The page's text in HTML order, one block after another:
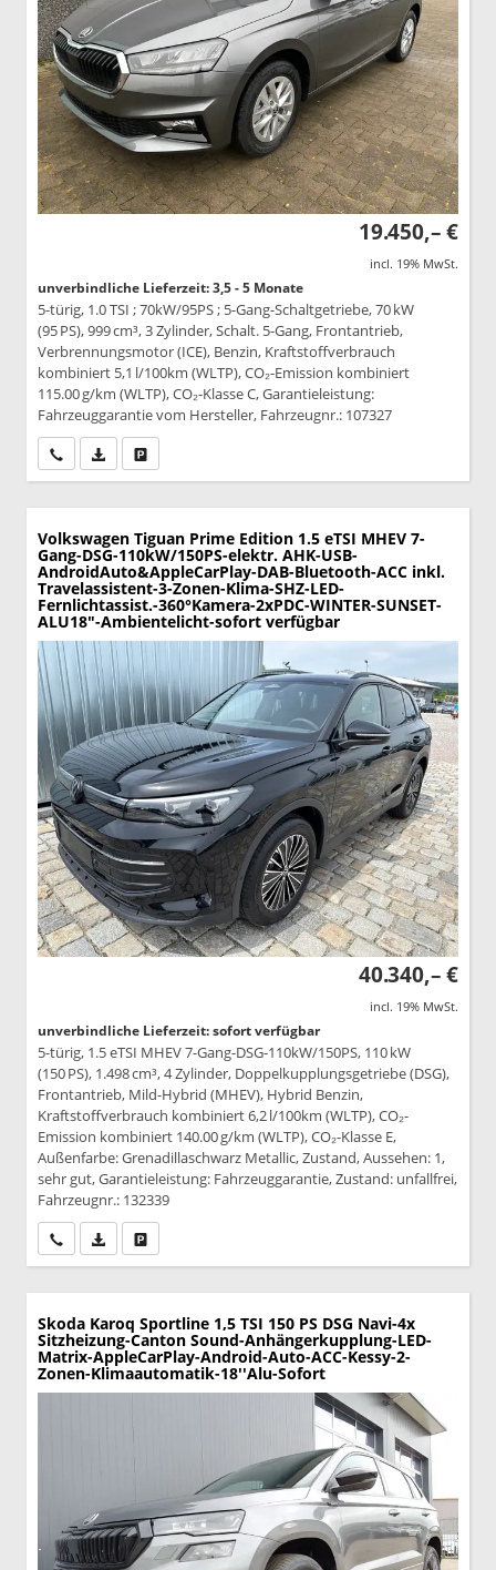
19.450,– €
incl. 19% MwSt.
unverbindliche Lieferzeit: 3,5 - 5 Monate
5-türig, 1.0 TSI ; 70kW/95PS ; 5-Gang-Schaltgetriebe, 70 kW
(95 PS), 999 cm³, 3 Zylinder, Schalt. 5-Gang, Frontantrieb,
Verbrennungsmotor (ICE), Benzin, Kraftstoffverbrauch
kombiniert 5,1 l/100km (WLTP), CO₂-Emission kombiniert
115.00 g/km (WLTP), CO₂-Klasse C, Garantieleistung:
Fahrzeuggarantie vom Hersteller, Fahrzeugnr.: 107327
Wir rufen Sie anPDF-Datei, Fahrzeugexposé drucken
Volkswagen Tiguan Prime Edition 1.5 eTSI MHEV 7-
Gang-DSG-110kW/150PS-elektr. AHK-USB-
AndroidAuto&AppleCarPlay-DAB-Bluetooth-ACC inkl.
Travelassistent-3-Zonen-Klima-SHZ-LED-
Fernlichtassist.-360°Kamera-2xPDC-WINTER-SUNSET-
ALU18"-Ambientelicht-sofort verfügbar
40.340,– €
incl. 19% MwSt.
unverbindliche Lieferzeit: sofort verfügbar
5-türig, 1.5 eTSI MHEV 7-Gang-DSG-110kW/150PS, 110 kW
(150 PS), 1.498 cm³, 4 Zylinder, Doppelkupplungsgetriebe (DSG),
Frontantrieb, Mild-Hybrid (MHEV), Hybrid Benzin,
Kraftstoffverbrauch kombiniert 6,2 l/100km (WLTP), CO₂-
Emission kombiniert 140.00 g/km (WLTP), CO₂-Klasse E,
Außenfarbe: Grenadillaschwarz Metallic, Zustand, Aussehen: 1,
sehr gut, Garantieleistung: Fahrzeuggarantie, Zustand: unfallfrei,
Fahrzeugnr.: 132339
Wir rufen Sie anPDF-Datei, Fahrzeugexposé drucken
Skoda Karoq Sportline 1,5 TSI 150 PS DSG Navi-4x
Sitzheizung-Canton Sound-Anhängerkupplung-LED-
Matrix-AppleCarPlay-Android-Auto-ACC-Kessy-2-
Zonen-Klimaautomatik-18''Alu-Sofort